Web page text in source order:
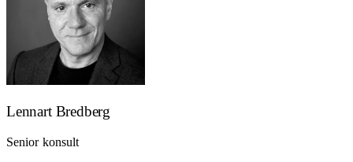
Lennart Bredberg
Senior konsult